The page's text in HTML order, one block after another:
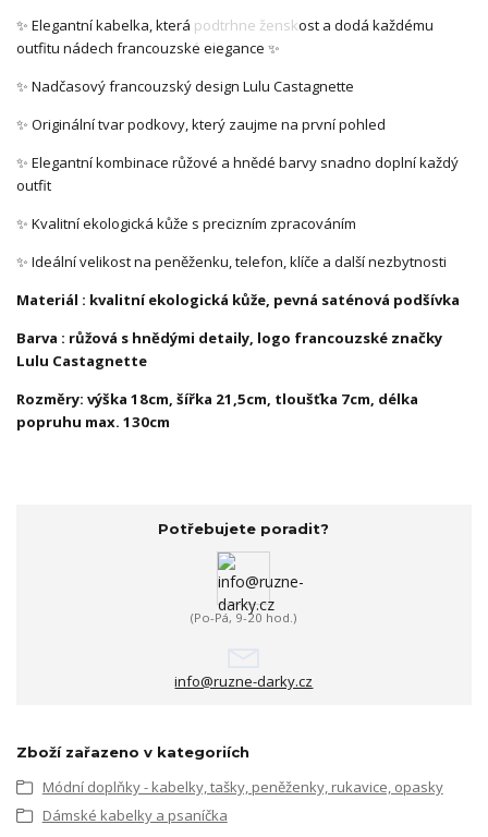
✨ Elegantní kabelka, která podtrhne ženskost a dodá každému
outfitu nádech francouzské elegance ✨
✨ Nadčasový francouzský design Lulu Castagnette
✨ Originální tvar podkovy, který zaujme na první pohled
✨ Elegantní kombinace růžové a hnědé barvy snadno doplní každý
outfit
✨ Kvalitní ekologická kůže s precizním zpracováním
✨ Ideální velikost na peněženku, telefon, klíče a další nezbytnosti
Materiál : kvalitní ekologická kůže, pevná saténová podšívka
Barva : růžová s hnědými detaily, logo francouzské značky
Lulu Castagnette
Rozměry: výška 18cm, šířka 21,5cm, tloušťka 7cm, délka
popruhu max. 130cm
Potřebujete poradit?
(Po-Pá, 9-20 hod.)
info@ruzne-darky.cz
Zboží zařazeno v kategoriích
Módní doplňky - kabelky, tašky, peněženky, rukavice, opasky
Dámské kabelky a psaníčka